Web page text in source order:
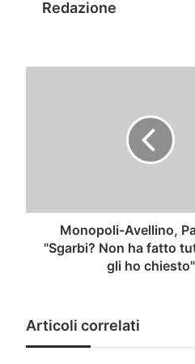
Redazione
ciò
Monopoli-Avellino,
"Sgarbi? Non ha fatto
gli ho chiesto"
Articoli correlati